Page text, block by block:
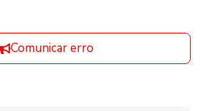
Comunicar erro